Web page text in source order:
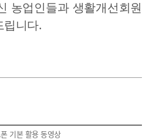
농업인들과 생활개선회원
립니다.
기본 활용 동영상